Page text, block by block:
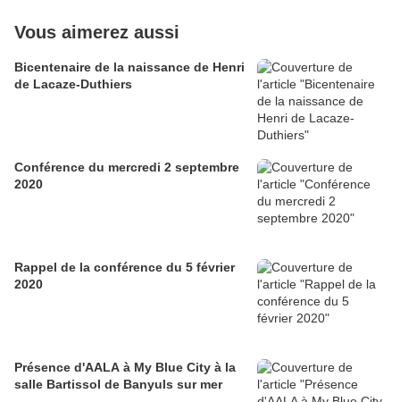
Vous aimerez aussi
Bicentenaire de la naissance de Henri
de Lacaze-Duthiers
Conférence du mercredi 2 septembre
2020
Rappel de la conférence du 5 février
2020
Présence d'AALA à My Blue City à la
salle Bartissol de Banyuls sur mer